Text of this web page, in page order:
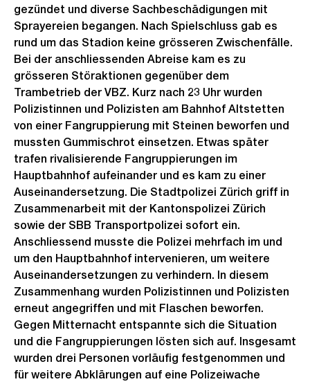
gezündet und diverse Sachbeschädigungen mit
Sprayereien begangen. Nach Spielschluss gab es
rund um das Stadion keine grösseren Zwischenfälle.
Bei der anschliessenden Abreise kam es zu
grösseren Störaktionen gegenüber dem
Trambetrieb der VBZ. Kurz nach 23 Uhr wurden
Polizistinnen und Polizisten am Bahnhof Altstetten
von einer Fangruppierung mit Steinen beworfen und
mussten Gummischrot einsetzen. Etwas später
trafen rivalisierende Fangruppierungen im
Hauptbahnhof aufeinander und es kam zu einer
Auseinandersetzung. Die Stadtpolizei Zürich griff in
Zusammenarbeit mit der Kantonspolizei Zürich
sowie der SBB Transportpolizei sofort ein.
Anschliessend musste die Polizei mehrfach im und
um den Hauptbahnhof intervenieren, um weitere
Auseinandersetzungen zu verhindern. In diesem
Zusammenhang wurden Polizistinnen und Polizisten
erneut angegriffen und mit Flaschen beworfen.
Gegen Mitternacht entspannte sich die Situation
und die Fangruppierungen lösten sich auf. Insgesamt
wurden drei Personen vorläufig festgenommen und
für weitere Abklärungen auf eine Polizeiwache